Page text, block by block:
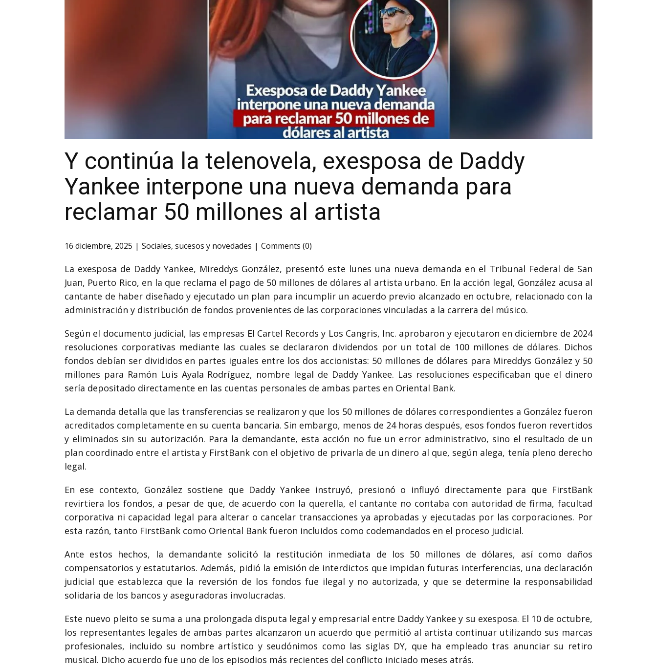
Y continúa la telenovela, exesposa de Daddy
Yankee interpone una nueva demanda para
reclamar 50 millones al artista
16 diciembre, 2025 Sociales, sucesos y novedades Comments (0)
La exesposa de Daddy Yankee, Mireddys González, presentó este lunes una nueva demanda en el Tribunal Federal de San
Juan, Puerto Rico, en la que reclama el pago de 50 millones de dólares al artista urbano. En la acción legal, González acusa al
cantante de haber diseñado y ejecutado un plan para incumplir un acuerdo previo alcanzado en octubre, relacionado con la
administración y distribución de fondos provenientes de las corporaciones vinculadas a la carrera del músico.
Según el documento judicial, las empresas El Cartel Records y Los Cangris, Inc. aprobaron y ejecutaron en diciembre de 2024
resoluciones corporativas mediante las cuales se declararon dividendos por un total de 100 millones de dólares. Dichos
fondos debían ser divididos en partes iguales entre los dos accionistas: 50 millones de dólares para Mireddys González y 50
millones para Ramón Luis Ayala Rodríguez, nombre legal de Daddy Yankee. Las resoluciones especificaban que el dinero
sería depositado directamente en las cuentas personales de ambas partes en Oriental Bank.
La demanda detalla que las transferencias se realizaron y que los 50 millones de dólares correspondientes a González fueron
acreditados completamente en su cuenta bancaria. Sin embargo, menos de 24 horas después, esos fondos fueron revertidos
y eliminados sin su autorización. Para la demandante, esta acción no fue un error administrativo, sino el resultado de un
plan coordinado entre el artista y FirstBank con el objetivo de privarla de un dinero al que, según alega, tenía pleno derecho
legal.
En ese contexto, González sostiene que Daddy Yankee instruyó, presionó o influyó directamente para que FirstBank
revirtiera los fondos, a pesar de que, de acuerdo con la querella, el cantante no contaba con autoridad de firma, facultad
corporativa ni capacidad legal para alterar o cancelar transacciones ya aprobadas y ejecutadas por las corporaciones. Por
esta razón, tanto FirstBank como Oriental Bank fueron incluidos como codemandados en el proceso judicial.
Ante estos hechos, la demandante solicitó la restitución inmediata de los 50 millones de dólares, así como daños
compensatorios y estatutarios. Además, pidió la emisión de interdictos que impidan futuras interferencias, una declaración
judicial que establezca que la reversión de los fondos fue ilegal y no autorizada, y que se determine la responsabilidad
solidaria de los bancos y aseguradoras involucradas.
Este nuevo pleito se suma a una prolongada disputa legal y empresarial entre Daddy Yankee y su exesposa. El 10 de octubre,
los representantes legales de ambas partes alcanzaron un acuerdo que permitió al artista continuar utilizando sus marcas
profesionales, incluido su nombre artístico y seudónimos como las siglas DY, que ha empleado tras anunciar su retiro
musical. Dicho acuerdo fue uno de los episodios más recientes del conflicto iniciado meses atrás.